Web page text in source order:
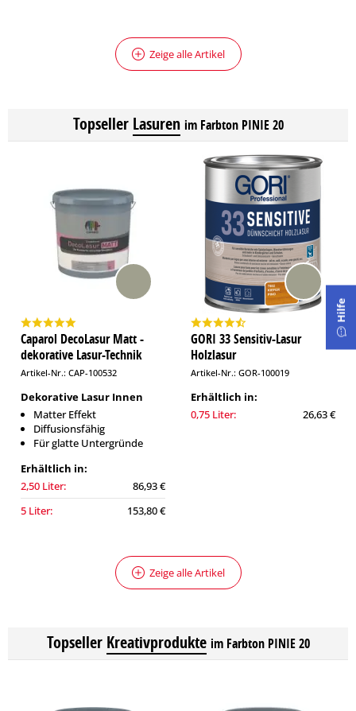
Zeige alle Artikel
Topseller Lasuren im Farbton PINIE 20
Caparol DecoLasur Matt -
dekorative Lasur-Technik
Artikel-Nr.: CAP-100532
Dekorative Lasur Innen
Matter Effekt
Diffusionsfähig
Für glatte Untergründe
Erhältlich in:
2,50 Liter:
86,93 €
5 Liter:
153,80 €
GORI 33 Sensitiv-Lasur
Holzlasur
Artikel-Nr.: GOR-100019
Erhältlich in:
0,75 Liter:
26,63 €
Zeige alle Artikel
Topseller Kreativprodukte im Farbton PINIE 20
Hilfe